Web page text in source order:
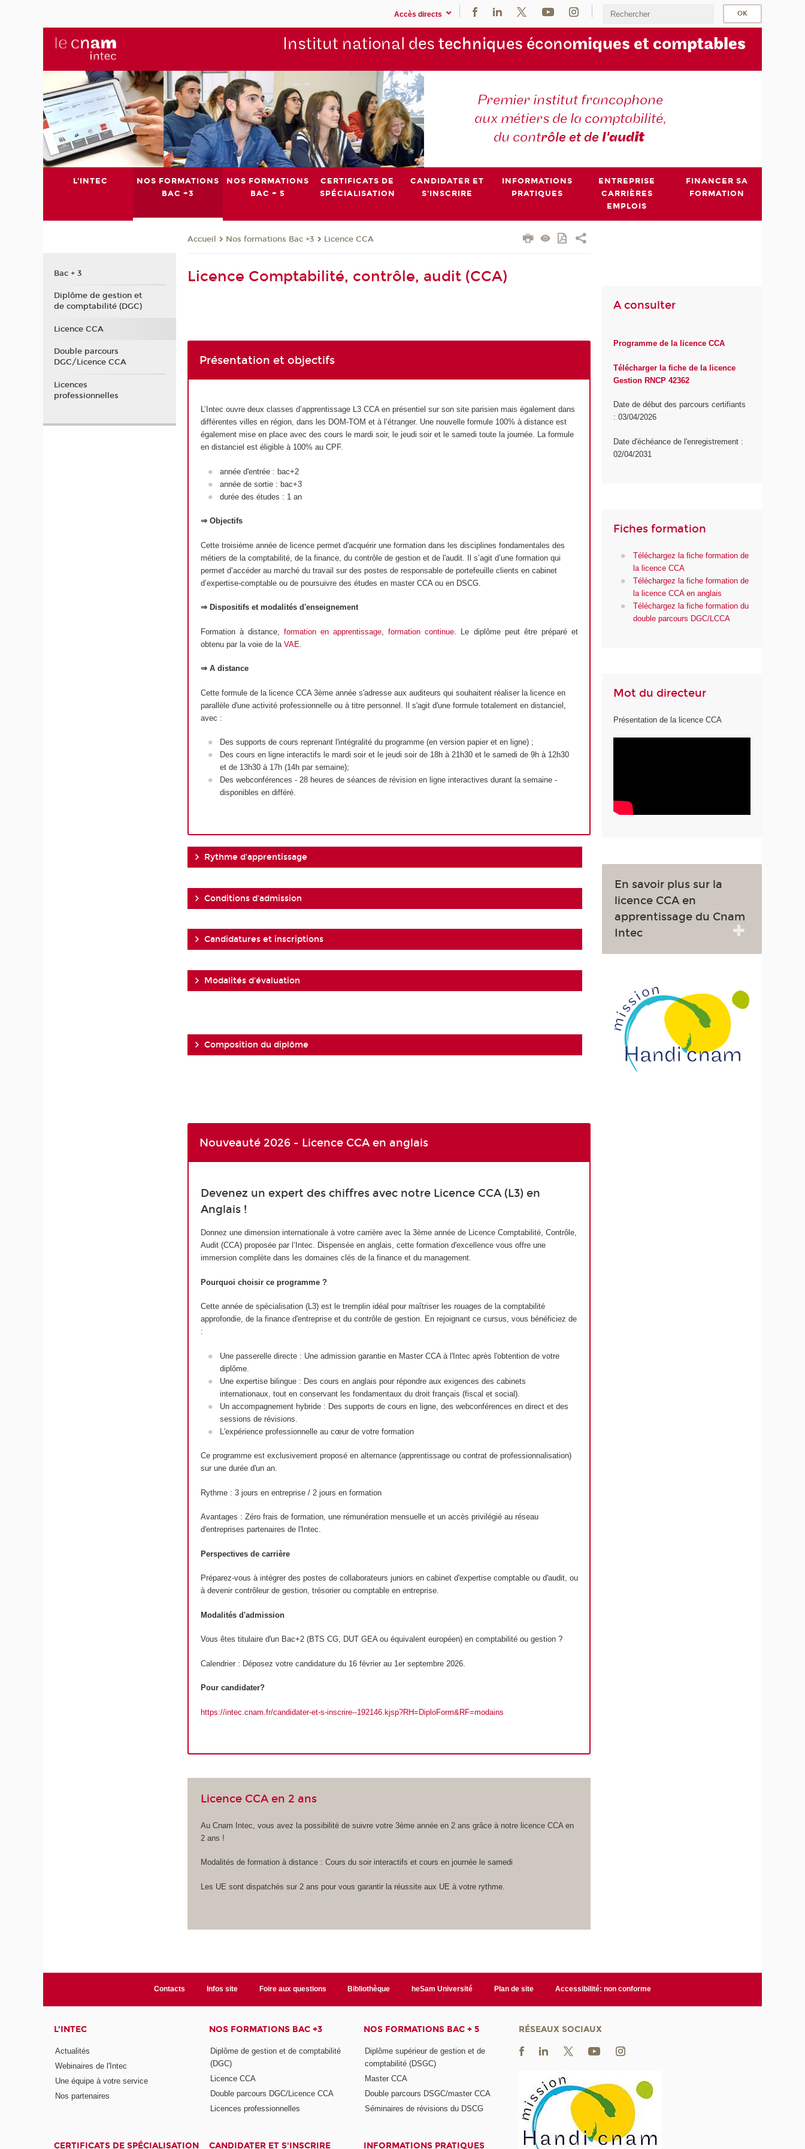
Accès directs
Institut national des techniques économiques et comptables
Premier institut francophone
aux métiers de la comptabilité,
du contrôle et del'audit
L'INTEC
NOS FORMATIONS
BAC +3
NOS FORMATIONS
BAC + 5
CERTIFICATS DE
SPÉCIALISATION
CANDIDATER ET
S'INSCRIRE
INFORMATIONS
PRATIQUES
ENTREPRISE
CARRIÈRES
EMPLOIS
FINANCER SA
FORMATION
Accueil Nos formations Bac +3 Licence CCA
Licence Comptabilité, contrôle, audit (CCA)
Présentation et objectifs
L’Intec ouvre deux classes d’apprentissage L3 CCA en présentiel sur son site parisien mais également dans
différentes villes en région, dans les DOM-TOM et à l’étranger. Une nouvelle formule 100% à distance est
également mise en place avec des cours le mardi soir, le jeudi soir et le samedi toute la journée. La formule
en distanciel est éligible à 100% au CPF.
année d'entrée : bac+2
année de sortie : bac+3
durée des études : 1 an
⇒ Objectifs
Cette troisième année de licence permet d'acquérir une formation dans les disciplines fondamentales des
métiers de la comptabilité, de la finance, du contrôle de gestion et de l'audit. Il s’agit d’une formation qui
permet d’accéder au marché du travail sur des postes de responsable de portefeuille clients en cabinet
d’expertise-comptable ou de poursuivre des études en master CCA ou en DSCG.
⇒ Dispositifs et modalités d'enseignement
Formation à distance, formation en apprentissage ,formation continue . Le diplôme peut être préparé et
obtenu par la voie de la VAE
⇒ A distance
Cette formule de la licence CCA 3ème année s'adresse aux auditeurs qui souhaitent réaliser la licence en
parallèle d'une activité professionnelle ou à titre personnel. Il s'agit d'une formule totalement en distanciel,
avec :
Des supports de cours reprenant l'intégralité du programme (en version papier et en ligne) ;
Des cours en ligne interactifs le mardi soir et le jeudi soir de 18h à 21h30 et le samedi de 9h à 12h30
et de 13h30 à 17h (14h par semaine);
Des webconférences - 28 heures de séances de révision en ligne interactives durant la semaine -
disponibles en différé.
Rythme d'apprentissage
Conditions d'admission
Candidatures et inscriptions
Modalités d'évaluation
Composition du diplôme
Nouveauté 2026 - Licence CCA en anglais
Devenez un expert des chiffres avec notre Licence CCA (L3) en
Anglais !
Donnez une dimension internationale à votre carrière avec la 3ème année de Licence Comptabilité, Contrôle,
Audit (CCA) proposée par l’Intec. Dispensée en anglais, cette formation d'excellence vous offre une
immersion complète dans les domaines clés de la finance et du management.
Pourquoi choisir ce programme ?
Cette année de spécialisation (L3) est le tremplin idéal pour maîtriser les rouages de la comptabilité
approfondie, de la finance d'entreprise et du contrôle de gestion. En rejoignant ce cursus, vous bénéficiez de
:
Une passerelle directe : Une admission garantie en Master CCA à l'Intec après l'obtention de votre
diplôme.
Une expertise bilingue : Des cours en anglais pour répondre aux exigences des cabinets
internationaux, tout en conservant les fondamentaux du droit français (fiscal et social).
Un accompagnement hybride : Des supports de cours en ligne, des webconférences en direct et des
sessions de révisions.
L'expérience professionnelle au cœur de votre formation
Ce programme est exclusivement proposé en alternance (apprentissage ou contrat de professionnalisation)
sur une durée d'un an.
Rythme : 3 jours en entreprise / 2 jours en formation
Avantages : Zéro frais de formation, une rémunération mensuelle et un accès privilégié au réseau
d'entreprises partenaires de l'Intec.
Perspectives de carrière
Préparez-vous à intégrer des postes de collaborateurs juniors en cabinet d'expertise comptable ou d'audit, ou
à devenir contrôleur de gestion, trésorier ou comptable en entreprise.
Modalités d'admission
Vous êtes titulaire d'un Bac+2 (BTS CG, DUT GEA ou équivalent européen) en comptabilité ou gestion ?
Calendrier : Déposez votre candidature du 16 février au 1er septembre 2026.
Pour candidater?
https://intec.cnam.fr/candidater-et-s-inscrire--192146.kjsp?RH=DiploForm&RF=modains
Licence CCA en 2 ans
Au Cnam Intec, vous avez la possibilité de suivre votre 3ème année en 2 ans grâce à notre licence CCA en
2 ans !
Modalités de formation à distance : Cours du soir interactifs et cours en journée le samedi
Les UE sont dispatchés sur 2 ans pour vous garantir la réussite aux UE à votre rythme.
A consulter
Programme de la licence CCA
Télécharger la fiche de la licence
Gestion RNCP 42362
Date de début des parcours certifiants
: 03/04/2026
Date d'échéance de l'enregistrement :
02/04/2031
Fiches formation
Téléchargez la fiche formation de
la licence CCA
Téléchargez la fiche formation de
la licence CCA en anglais
Téléchargez la fiche formation du
double parcours DGC/LCCA
Mot du directeur
Présentation de la licence CCA
En savoir plus sur la
licence CCA en
apprentissage du Cnam
Intec
Bac + 3
Diplôme de gestion et
de comptabilité (DGC)
Licence CCA
Double parcours
DGC/Licence CCA
Licences
professionnelles
Contacts Infos site Foire aux questions Bibliothèque heSam Université Plan de site Accessibilité: non conforme
L'INTEC
Actualités
Webinaires de l'Intec
Une équipe à votre service
Nos partenaires
NOS FORMATIONS BAC +3
Diplôme de gestion et de comptabilité
(DGC)
Licence CCA
Double parcours DGC/Licence CCA
Licences professionnelles
NOS FORMATIONS BAC + 5
Diplôme supérieur de gestion et de
comptabilité (DSGC)
Master CCA
Double parcours DSGC/master CCA
Séminaires de révisions du DSCG
CERTIFICATS DE SPÉCIALISATION CANDIDATER ET S'INSCRIRE INFORMATIONS PRATIQUES
RÉSEAUX SOCIAUX